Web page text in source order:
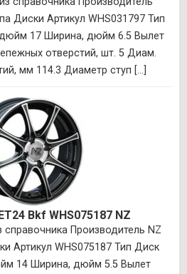
Диски Артикул WHS031797 Тип
17 Ширина, дюйм 6.5 Вылет
отверстий, шт. 5 Диам.
мм 114.3 Диаметр ступ [...]
Bkf WHS075187 NZ
справочника Производитель NZ
Артикул WHS075187 Тип Диск
14 Ширина, дюйм 5.5 Вылет